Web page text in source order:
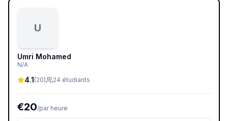
U
Umri Mohamed
N/A
4.1(20) 24 étudiants
€20/par heure